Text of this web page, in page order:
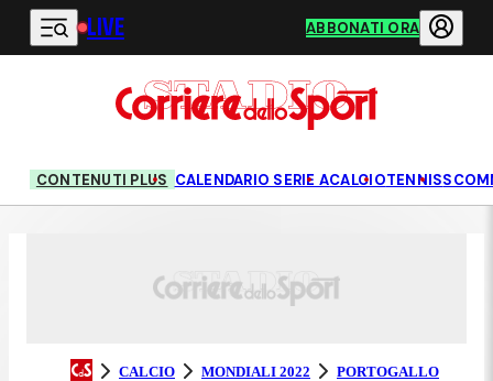
Vai al contenuto principale
LIVE ABBONATI ORA
CONTENUTI PLUS CALENDARIO SERIE ACALCIOTENNIS
CALCIO MONDIALI 2022 PORTOGALLO